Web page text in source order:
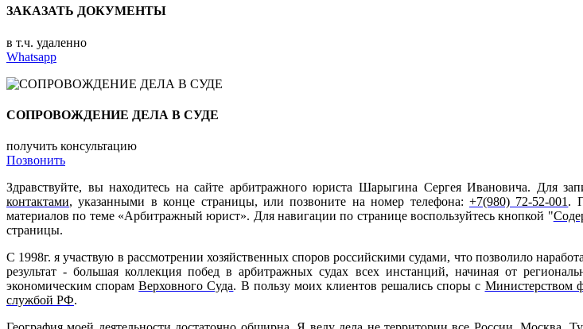
ЗАКАЗАТЬ ДОКУМЕНТЫ
в т.ч. удаленно
Whatsapp
СОПРОВОЖДЕНИЕ ДЕЛА В СУДЕ
получить консультацию
Позвонить
Здравствуйте, вы находитесь на сайте арбитражного юриста Шарыгина Сергея Ивановича. Для
контактами, указанными в конце страницы, или позвоните на номер телефона: +7(980) 72-52-001 .
материалов по теме «Арбитражный юрист». Для навигации по странице воспользуйтесь кнопкой "
страницы.
С 1998г. я участвую в рассмотрении хозяйственных споров российскими судами, что позволило
результат - большая коллекция побед в арбитражных судах всех инстанций, начиная от
экономическим спорамВерховного Суда. В пользу моих клиентов решались споры с Министерством
службой РФ.